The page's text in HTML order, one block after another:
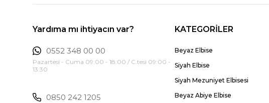
Yardıma mı ihtiyacın var?
0552 348 00 00
Pazartesi - Cuma 09:00 - 18:00 / C.tesi 09:00 -
13:30
0850 242 1205
KATEGORİLER
Beyaz Elbise
Siyah Elbise
Siyah Mezuniyet Elbisesi
Beyaz Abiye Elbise